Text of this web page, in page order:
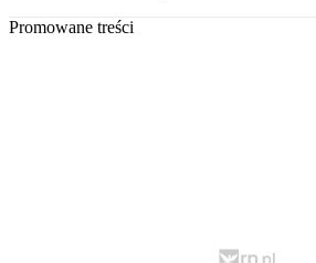
Promowane treści